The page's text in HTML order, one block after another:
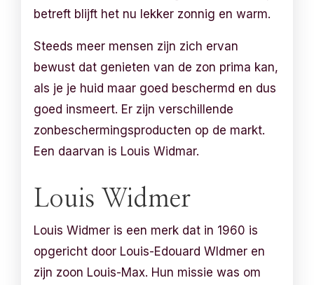
betreft blijft het nu lekker zonnig en warm.
Steeds meer mensen zijn zich ervan
bewust dat genieten van de zon prima kan,
als je je huid maar goed beschermd en dus
goed insmeert. Er zijn verschillende
zonbeschermingsproducten op de markt.
Een daarvan is Louis Widmar.
Louis Widmer
Louis Widmer is een merk dat in 1960 is
opgericht door Louis-Edouard WIdmer en
zijn zoon Louis-Max. Hun missie was om